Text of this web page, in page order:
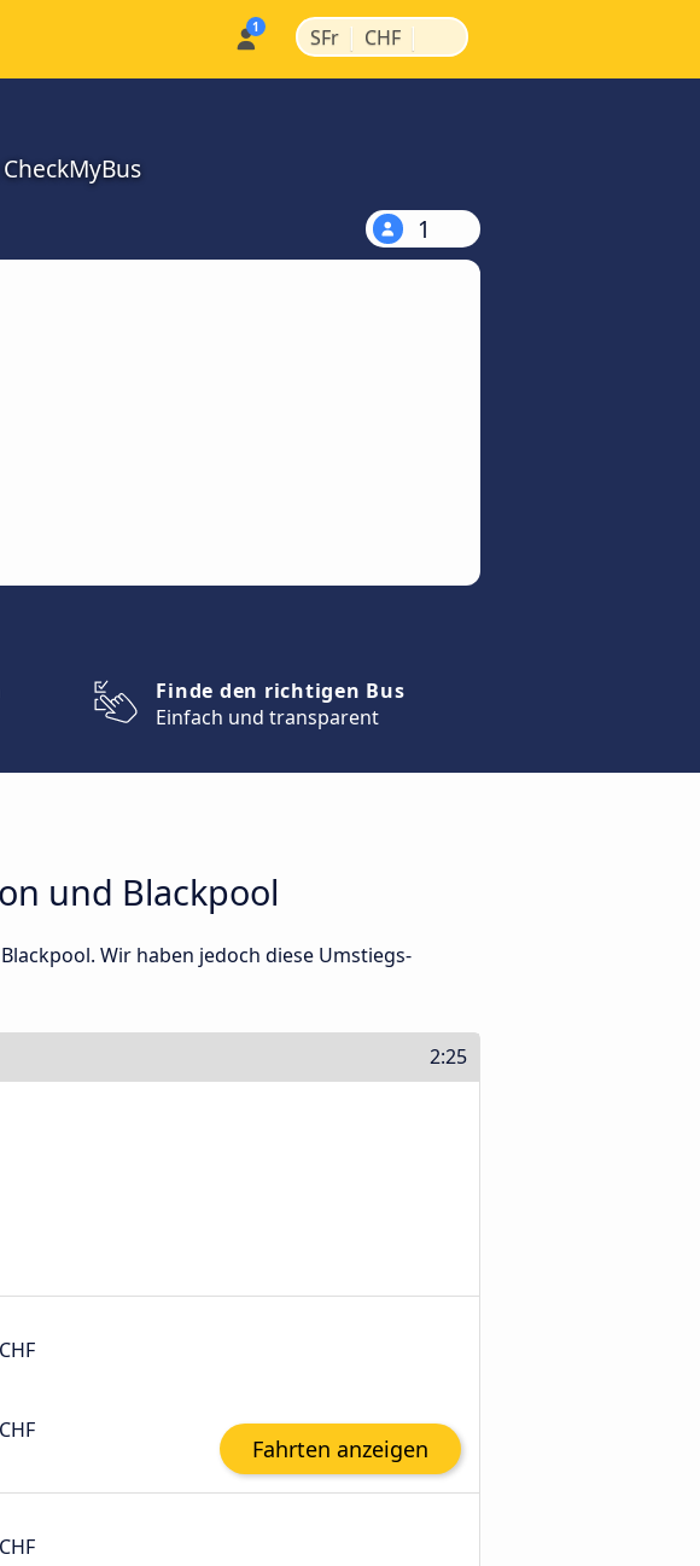
SFr | CHF |
1
Finde den richtigen Bus
Einfach und transparent
und Blackpool
Wir haben jedoch diese Umstiegs-
2:25
Fahrten anzeigen